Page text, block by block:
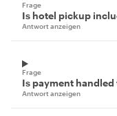
Frage
Is hotel pickup
Antwort anzeigen
Frage
Is payment
Antwort anzeigen